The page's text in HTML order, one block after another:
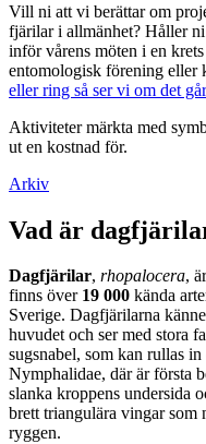
Vill ni att vi berättar om
fjärilar i allmänhet? Håller
inför vårens möten i en
entomologisk förening eller
eller ring så ser vi om det
Aktiviteter märkta med
ut en kostnad för.
Arkiv
Vad är
Dagfjärilar, rhopalocera,
finns över 19 000 kända
Sverige. Dagfjärilarna
huvudet och ser med stora
sugsnabel, som kan rullas
Nymphalidae, där är första
slanka kroppens undersida
brett triangulära vingar som
ryggen.